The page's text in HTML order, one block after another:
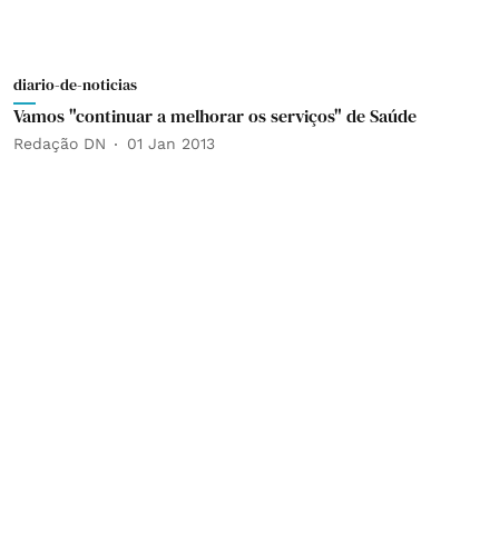
diario-de-noticias
Vamos "continuar a melhorar os serviços" de Saúde
Redação DN 01 Jan 2013